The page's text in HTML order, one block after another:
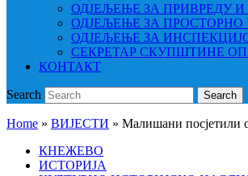
ОДЈЕЉЕЊЕ ЗА ПРИВРЕДУ
ОДЈЕЉЕЊЕ ЗА
ОДЈЕЉЕЊЕ ЗА
СЕКРЕТАР СКУПШТИНЕ
КОНТАКТ
Search Search
Home » ВИЈЕСТИ » Малишани посјетили
КНЕЖЕВО
ИСТОРИЈА